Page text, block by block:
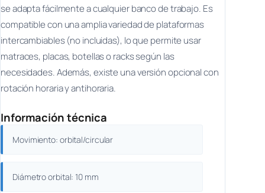
se adapta fácilmente a cualquier banco de trabajo. Es
compatible con una amplia variedad de plataformas
intercambiables (no incluidas), lo que permite usar
matraces, placas, botellas o racks según las
necesidades. Además, existe una versión opcional con
rotación horaria y antihoraria.
Información técnica
Movimiento: orbital/circular
Diámetro orbital: 10 mm